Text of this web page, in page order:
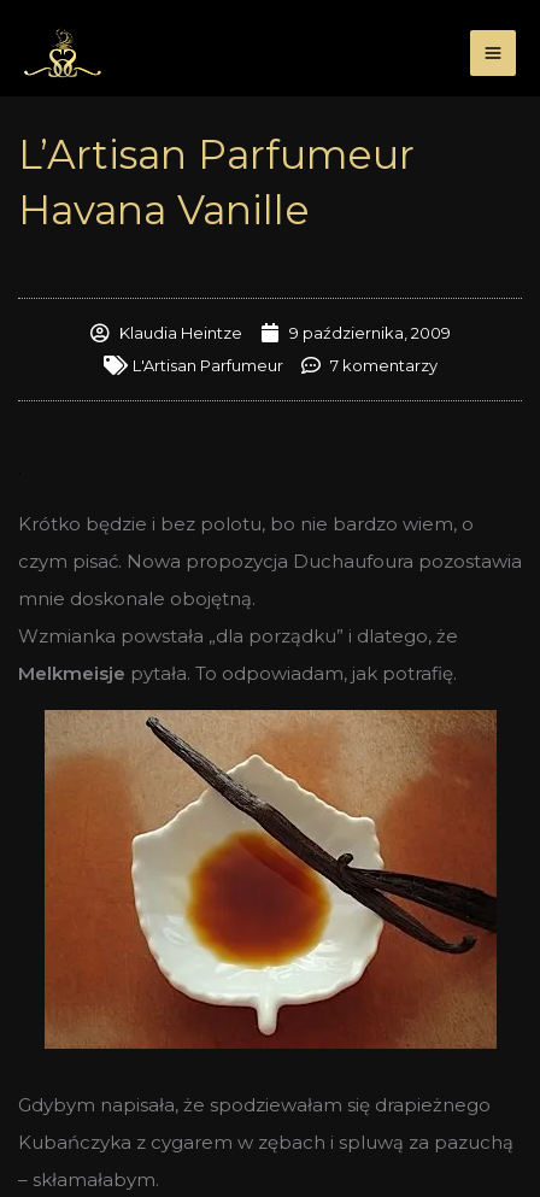
treści
L’Artisan Parfumeur
Havana Vanille
Klaudia Heintze
9 października, 2009
L'Artisan Parfumeur
7 komentarzy
Krótko będzie i bez polotu, bo nie bardzo wiem, o
czym pisać. Nowa propozycja Duchaufoura pozostawia
mnie doskonale obojętną.
Wzmianka powstała „dla porządku” i dlatego, że
Melkmeisje pytała. To odpowiadam, jak potrafię.
Gdybym napisała, że spodziewałam się drapieżnego
Kubańczyka z cygarem w zębach i spluwą za pazuchą
– skłamałabym.